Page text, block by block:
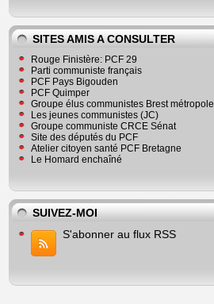
SITES AMIS A CONSULTER
Rouge Finistère: PCF 29
Parti communiste français
PCF Pays Bigouden
PCF Quimper
Groupe élus communistes Brest métropole
Les jeunes communistes (JC)
Groupe communiste CRCE Sénat
Site des députés du PCF
Atelier citoyen santé PCF Bretagne
Le Homard enchaîné
SUIVEZ-MOI
S'abonner au flux RSS